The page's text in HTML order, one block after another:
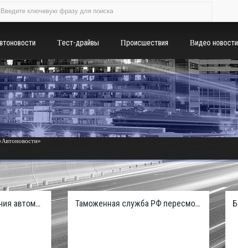
Автоновости Тест-драйвы Происшествия Видео новости
мотором - «Тюнинг и автоспорт»
Стоимость обслуживания автомобилей в России вырастет из-за дефицита кадров Таможенная служба РФ пересмотрела правила ввоза машин из ЕАЭС и начисляет пени покупателям